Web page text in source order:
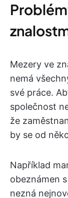
Mezery ve
nemá
své práce.
společnost
že
by se od
Například
obeznámen
nezná